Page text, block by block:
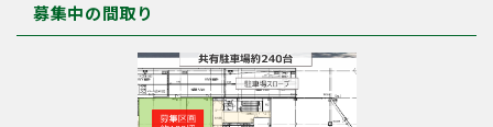
募集中の間取り